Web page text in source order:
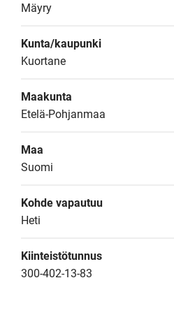
Mäyry
Kunta/kaupunki
Kuortane
Maakunta
Etelä-Pohjanmaa
Maa
Suomi
Kohde vapautuu
Heti
Kiinteistötunnus
300-402-13-83